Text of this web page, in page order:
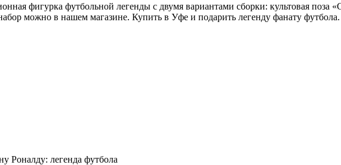
фигурка футбольной легенды с двумя вариантами сборки: культовая поза
можно в нашем магазине. Купить в Уфе и подарить легенду фанату футбола.
Роналду: легенда футбола